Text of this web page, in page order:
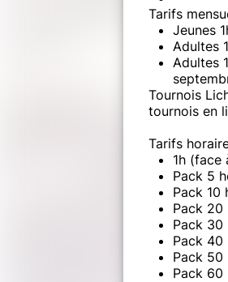
Tarifs
Jeunes
Adultes
Adultes
Tournois
tournois en
Tarifs
1h (face
Pack 5
Pack 10
Pack 20
Pack 30
Pack 40
Pack 50
Pack 60